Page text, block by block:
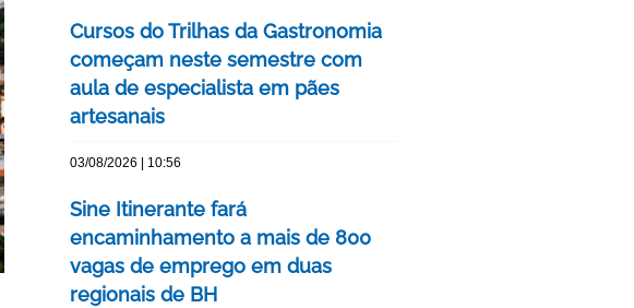
Cursos do Trilhas da Gastronomia
começam neste semestre com
aula de especialista em pães
artesanais
03/08/2026 | 10:56
Sine Itinerante fará
encaminhamento a mais de 800
vagas de emprego em duas
regionais de BH